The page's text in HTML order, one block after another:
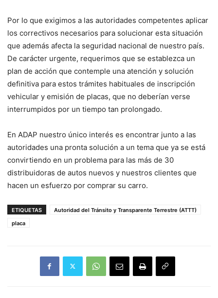
Por lo que exigimos a las autoridades competentes aplicar
los correctivos necesarios para solucionar esta situación
que además afecta la seguridad nacional de nuestro país.
De carácter urgente, requerimos que se establezca un
plan de acción que contemple una atención y solución
definitiva para estos trámites habituales de inscripción
vehicular y emisión de placas, que no deberían verse
interrumpidos por un tiempo tan prolongado.
En ADAP nuestro único interés es encontrar junto a las
autoridades una pronta solución a un tema que ya se está
convirtiendo en un problema para las más de 30
distribuidoras de autos nuevos y nuestros clientes que
hacen un esfuerzo por comprar su carro.
ETIQUETAS
Autoridad del Tránsito y Transparente Terrestre (ATTT)
placa